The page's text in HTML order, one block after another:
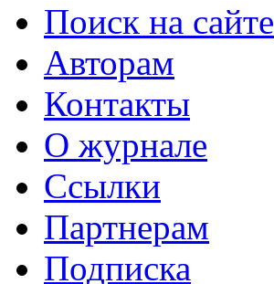
Поиск на сайте
Авторам
Контакты
О журнале
Ссылки
Партнерам
Подписка